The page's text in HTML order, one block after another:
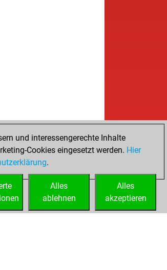
und interessengerechte Inhalte
Cookies eingesetzt werden. Hier
.
Alles
akzeptieren
Alles
ablehnen